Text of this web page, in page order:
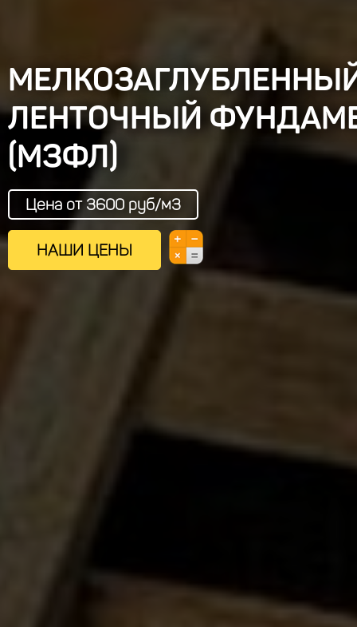
ЛЕНТОЧНЫЙ
(МЗФЛ)
Цена от 3600 руб/м3
НАШИ ЦЕНЫ